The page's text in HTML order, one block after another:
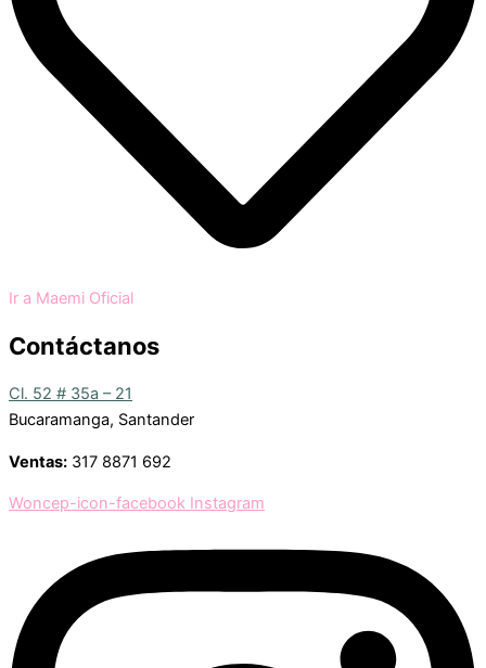
Ir a Maemi Oficial
Contáctanos
Cl. 52 # 35a – 21
Bucaramanga, Santander
Ventas: 317 8871 692
Woncep-icon-facebook Instagram